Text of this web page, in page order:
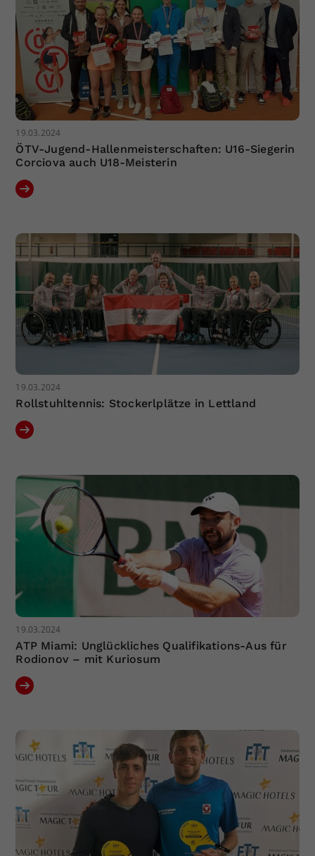
19.03.2024
ÖTV-Jugend-Hallenmeisterschaften: U16-Siegerin
Corciova auch U18-Meisterin
19.03.2024
Rollstuhltennis: Stockerlplätze in Lettland
19.03.2024
ATP Miami: Unglückliches Qualifikations-Aus für
Rodionov – mit Kuriosum